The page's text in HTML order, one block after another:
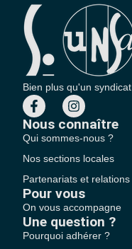
Bien plus qu'un syndicat
Nous connaître
Qui sommes-nous ?
Nos sections locales
Partenariats et relations
Pour vous
On vous accompagne
Une question ?
Pourquoi adhérer ?